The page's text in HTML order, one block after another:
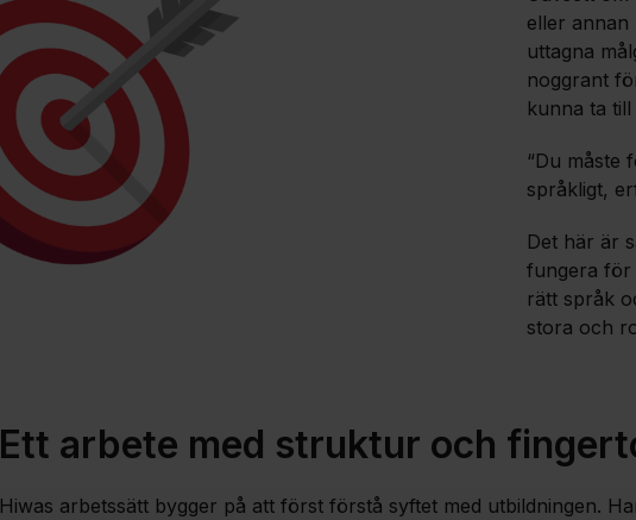
eller
uttagna
noggrant
kunna ta
“Du måste
språkligt,
Det här är
fungera för
rätt språk
stora och
Ett arbete med struktur och
Hiwas arbetssätt bygger på att först förstå syftet med utbildningen.